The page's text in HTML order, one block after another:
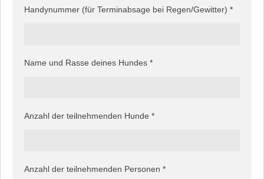
Handynummer (für Terminabsage bei Regen/Gewitter) *
Name und Rasse deines Hundes *
Anzahl der teilnehmenden Hunde *
Anzahl der teilnehmenden Personen *